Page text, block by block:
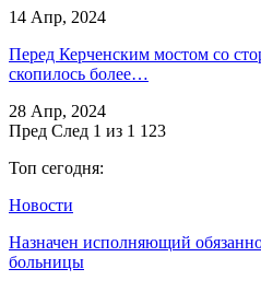
14 Апр, 2024
Перед Керченским мостом со
скопилось более…
28 Апр, 2024
Пред След 1 из 1 123
Топ сегодня:
Новости
Назначен исполняющий
больницы